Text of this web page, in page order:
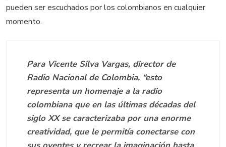
pueden ser escuchados por los colombianos en cualquier
momento.
Para Vicente Silva Vargas, director de
Radio Nacional de Colombia, “esto
representa un homenaje a la radio
colombiana que en las últimas décadas del
siglo XX se caracterizaba por una enorme
creatividad, que le permitía conectarse con